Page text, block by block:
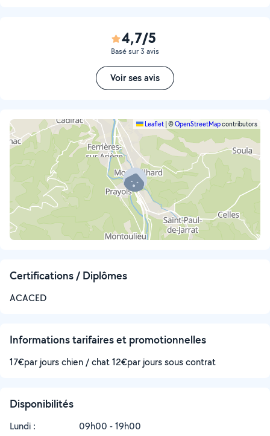
4,7/5
Basé sur 3 avis
Voir ses avis
Leaflet ©OpenStreetMapcontributors
Certifications / Diplômes
ACACED
Informations tarifaires et promotionnelles
17€par jours chien / chat 12€par jours sous contrat
Disponibilités
Lundi :
09h00 - 19h00